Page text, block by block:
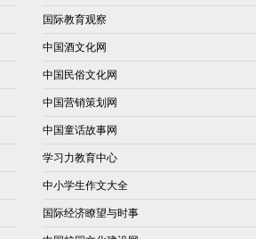
国际教育观察
中国酒文化网
中国民俗文化网
中国营销策划网
中国童话故事网
学习力教育中心
中小学生作文大全
国际经济瞭望与时事